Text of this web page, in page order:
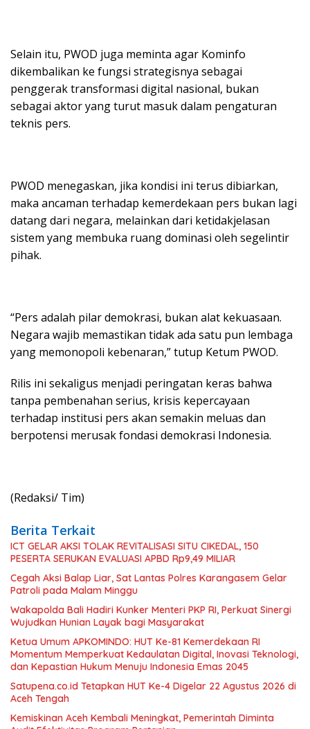
Selain itu, PWOD juga meminta agar Kominfo
dikembalikan ke fungsi strategisnya sebagai
penggerak transformasi digital nasional, bukan
sebagai aktor yang turut masuk dalam pengaturan
teknis pers.
PWOD menegaskan, jika kondisi ini terus dibiarkan,
maka ancaman terhadap kemerdekaan pers bukan lagi
datang dari negara, melainkan dari ketidakjelasan
sistem yang membuka ruang dominasi oleh segelintir
pihak.
“Pers adalah pilar demokrasi, bukan alat kekuasaan.
Negara wajib memastikan tidak ada satu pun lembaga
yang memonopoli kebenaran,” tutup Ketum PWOD.
Rilis ini sekaligus menjadi peringatan keras bahwa
tanpa pembenahan serius, krisis kepercayaan
terhadap institusi pers akan semakin meluas dan
berpotensi merusak fondasi demokrasi Indonesia.
(Redaksi/ Tim)
Berita Terkait
ICT GELAR AKSI TOLAK REVITALISASI SITU CIKEDAL, 150
PESERTA SERUKAN EVALUASI APBD Rp9,49 MILIAR
Cegah Aksi Balap Liar, Sat Lantas Polres Karangasem Gelar
Patroli pada Malam Minggu
Wakapolda Bali Hadiri Kunker Menteri PKP RI, Perkuat Sinergi
Wujudkan Hunian Layak bagi Masyarakat
Ketua Umum APKOMINDO: HUT Ke-81 Kemerdekaan RI
Momentum Memperkuat Kedaulatan Digital, Inovasi Teknologi,
dan Kepastian Hukum Menuju Indonesia Emas 2045
Satupena.co.id Tetapkan HUT Ke-4 Digelar 22 Agustus 2026 di
Aceh Tengah
Kemiskinan Aceh Kembali Meningkat, Pemerintah Diminta